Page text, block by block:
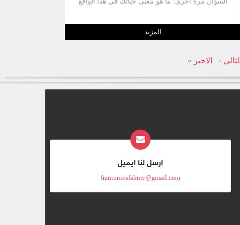
المزيد
التالي › الاخير »
ارسل لنا ايميل
frantoniosfahmy@gmail.com